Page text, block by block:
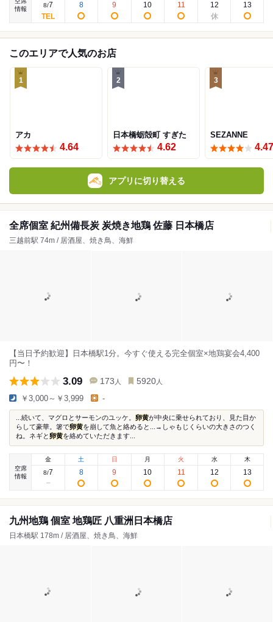
情報
8/7 8 9 10 11 12 13
このエリアで人気のお店
1
アカ
4.64
2
日本橋蛎殻町 すぎた
4.62
3
SEZANNE
4.47
アプリに切り替える
全席個室 紀州備長炭 炭焼き地鶏 佐藤 日本橋店
三越前駅 74m / 居酒屋、焼き鳥、海鮮
【当日予約歓迎】日本橋駅1分。今すぐ使える完全個室×地鶏宴会4,400
円〜！
3.09 173 人 5920 人
￥3,000～￥3,999 -
...続いて、マグロとサーモンのユッケ。 卵黄が中央に乗せられており、見た目か
らして豪華。箸で卵黄を崩して魚と絡めると...→しゃもじくらいの大きさのつく
ね。ネギと卵黄を絡めていただきます...
空席
情報
金
8/7
土
8
日
9
月
10
火
11
水
12
木
13
九州地鶏 個室 地鶏匠 八重洲日本橋店
日本橋駅 178m / 居酒屋、焼き鳥、海鮮